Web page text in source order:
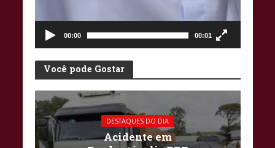
00:00 00:01
Você pode Gostar
DESTAQUES DO DIA
Acidente em